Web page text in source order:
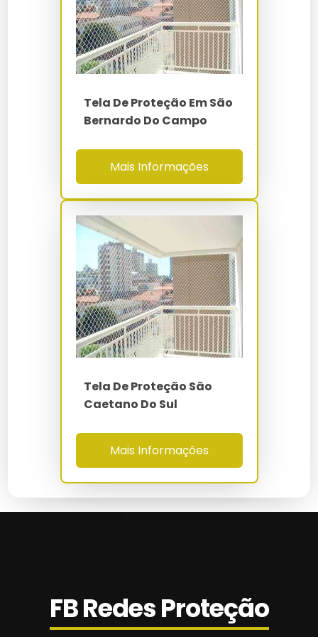
Instalação Rede De Proteção Para
Indústria
Instalar Tela De Proteção
Preço De Instalação De Tela De Proteção
Preço Instalação De Rede De Proteção
Rede De Proteção Instalação
Rede De Proteção Instalar
Tela De Proteção Instalação
Valor Da Instalação De Tela De Proteção
Rede De Proteção Campo De Futebol
Rede De Proteção Comprar
Rede De Proteção Construção Civil
Rede De Proteção Contra Insetos
Rede De Proteção Contra Pombos
Rede De Proteção De Polietileno
Rede De Proteção Em Campinas
Rede De Proteção Em Mauá
Rede De Proteção Em Santo André
Rede De Proteção Em São Bernardo Do
Rede De Proteção Em São Caetano Do Sul
Rede De Proteção Escada Em Campinas
Rede De Proteção Esportiva
Rede De Proteção Metro
Normas
NBR 16046-1/2/3 -
NR-12 - NR-18 - NR-
35
Tela De Proteção Em São
Bernardo Do Campo
Mais Informações
Tela De Proteção São
Caetano Do Sul
Mais Informações
FB Redes Proteção